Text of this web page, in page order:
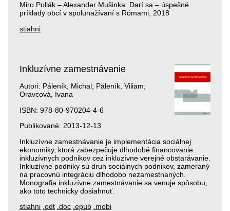
Miro Pollák – Alexander Mušinka: Darí sa – úspešné
príklady obcí v spolunažívaní s Rómami, 2018
stiahni
Inkluzívne zamestnávanie
Autori: Páleník, Michal; Páleník, Viliam;
Oravcová, Ivana
ISBN: 978-80-970204-4-6
Publikované: 2013-12-13
Inkluzívne zamestnávanie je implementácia sociálnej
ekonomiky, ktorá zabezpečuje dlhodobé financovanie
inkluzívnych podnikov cez inkluzívne verejné obstarávanie.
Inkluzívne podniky sú druh sociálnych podnikov, zameraný
na pracovnú integráciu dlhodobo nezamestnaných.
Monografia inkluzívne zamestnávanie sa venuje spôsobu,
ako toto technicky dosiahnuť.
stiahni .odt .doc .epub .mobi